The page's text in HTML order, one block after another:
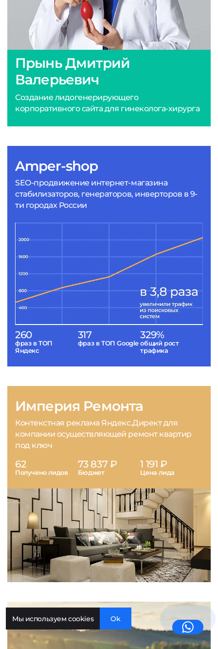
Amper-shop
SEO-продвижение интернет-магазина
стабилизаторов, генераторов, инверторов в 9-
ти городах России
260
фраз в ТОП
Яндекс
317
фраз в ТОП Google
329%
общий рост
трафика
Прынь Дмитрий
Валерьевич
Создание лидогенерирующего
корпоративного сайта для гинеколога-хирурга
Империя Ремонта
Контекстная реклама Яндекс.Директ для
компании осуществляющей ремонт квартир
под ключ
62
Получено лидов
73 837 ₽
Бюджет
1 191 ₽
Цена лида
Мы используем cookies Ok